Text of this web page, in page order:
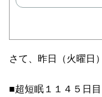
さて、昨日（火曜日
■超短眠１１４５日目